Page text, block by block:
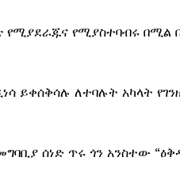
የሚያስተባብሩ በሚል
ለተባሉት አካላት
ሰነድ ጥሩ ጎን አንስተው